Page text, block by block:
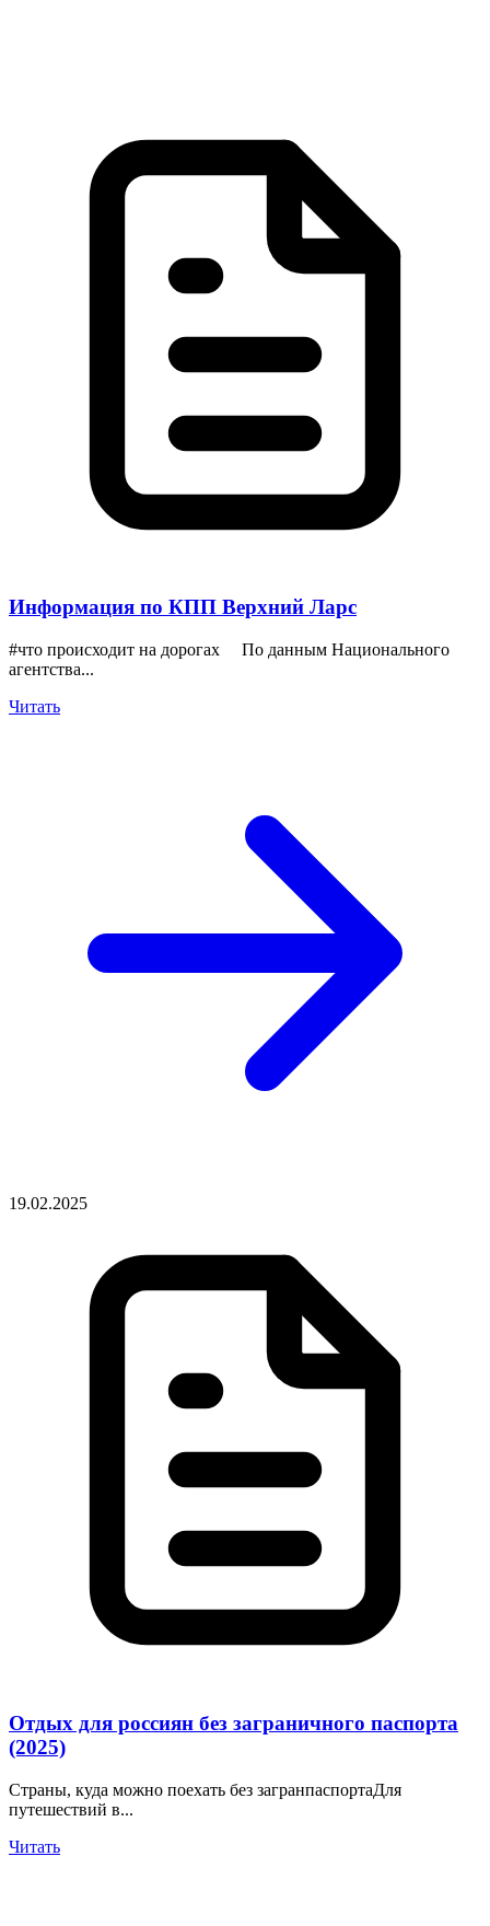
Информация по КПП Верхний Ларс
#что происходит на дорогах По данным Национального
агентства...
Читать
19.02.2025
Отдых для россиян без заграничного паспорта
(2025)
Страны, куда можно поехать без загранпаспортаДля
путешествий в...
Читать